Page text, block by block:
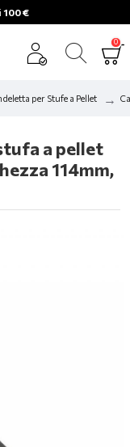
100 €
0
per Stufe a Pellet
a pellet
114mm,